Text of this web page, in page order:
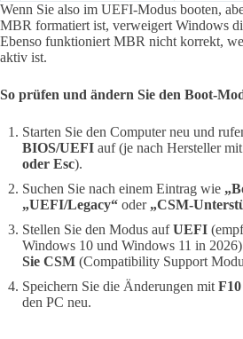
Wenn Sie also im UEFI-Modus booten,
MBR formatiert ist, verweigert Windows
Ebenso funktioniert MBR nicht korrekt,
aktiv ist.
So prüfen und ändern Sie den Boot-
Starten Sie den Computer neu und
BIOS/UEFI auf (je nach Hersteller mit
oder Esc).
Suchen Sie nach einem Eintrag wie
„UEFI/Legacy“ oder „CSM-
Stellen Sie den Modus aufUEFI
Windows 10 und Windows 11 in
Sie CSM (Compatibility Support
Speichern Sie die Änderungen mit F10
den PC neu.